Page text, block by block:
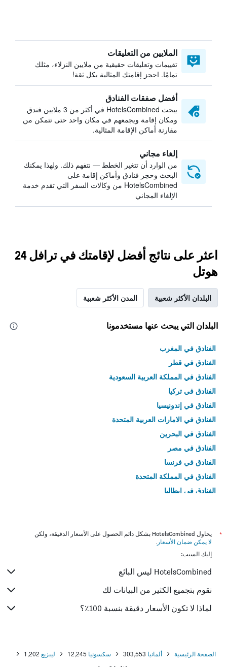
الملايين من التعليقات
تقييمات وتعليقات حقيقية من ملايين النزلاء، مثلك
تمامًا. احجز إقامتك المثالية بكل ثقة!
أفضل صفقات الفنادق
يبحث HotelsCombined في أكثر من 3 ملايين فندق
ومكان إقامة ويجمعهم في مكان واحد حتى تتمكن من
مقارنة أماكن الإقامة المثالية.
إلغاء مجاني
من الوارد أن تتغير الخطط — نتفهم ذلك. ولهذا يمكنك
البحث وحجز فنادق وأماكن إقامة على
HotelsCombined من وكالات السفر التي تقدم خدمة
الإلغاء المجاني
اعثر على نتائج أفضل لإقامتك في ترافل 24
هوتل
البلدان الأكثر شعبية المدن الأكثر شعبية
البلدان التي يبحث عنها مستخدمونا
الفنادق في المغرب
الفنادق في قطر
الفنادق في المملكة العربية السعودية
الفنادق في تركيا
الفنادق في إندونيسيا
الفنادق في الامارات العربية المتحدة
الفنادق في البحرين
الفنادق في مصر
الفنادق في فرنسا
الفنادق في المملكة المتحدة
الفنادق في إيطاليا
*
يحاول HotelsCombined بشكل دائم الحصول على الأسعار الدقيقة، ولكن
لا يمكن ضمان الأسعار .
إليك السبب:
HotelsCombined ليس البائع
نقوم بتجميع الكثير من البيانات لك
لماذا لا تكون الأسعار دقيقة بنسبة 100٪؟
الصفحة الرئيسية ألمانيا 303,553 سكسونيا 12,245 ليبزيغ 1,202